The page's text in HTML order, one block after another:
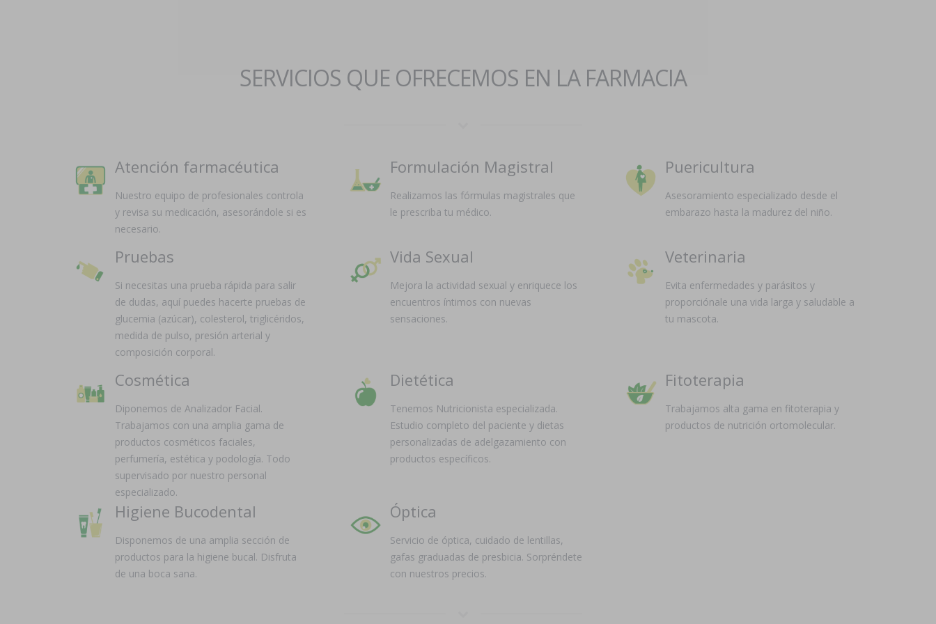
SERVICIOS QUE OFRECEMOS EN LA FARMACIA
Atención farmacéutica
Nuestro equipo de profesionales controla
y revisa su medicación, asesorándole si es
necesario.
Formulación Magistral
Realizamos las fórmulas magistrales que
le prescriba tu médico.
Puericultura
Asesoramiento especializado desde el
embarazo hasta la madurez del niño.
Pruebas
Si necesitas una prueba rápida para salir
de dudas, aquí puedes hacerte pruebas de
glucemia (azúcar), colesterol, triglicéridos,
medida de pulso, presión arterial y
composición corporal.
Vida Sexual
Mejora la actividad sexual y enriquece los
encuentros íntimos con nuevas
sensaciones.
Veterinaria
Evita enfermedades y parásitos y
proporciónale una vida larga y saludable a
tu mascota.
Cosmética
Diponemos de Analizador Facial.
Trabajamos con una amplia gama de
productos cosméticos faciales,
perfumería, estética y podología. Todo
supervisado por nuestro personal
especializado.
Dietética
Tenemos Nutricionista especializada.
Estudio completo del paciente y dietas
personalizadas de adelgazamiento con
productos específicos.
Fitoterapia
Trabajamos alta gama en fitoterapia y
productos de nutrición ortomolecular.
Higiene Bucodental
Disponemos de una amplia sección de
productos para la higiene bucal. Disfruta
de una boca sana.
Óptica
Servicio de óptica, cuidado de lentillas,
gafas graduadas de presbicia. Sorpréndete
con nuestros precios.